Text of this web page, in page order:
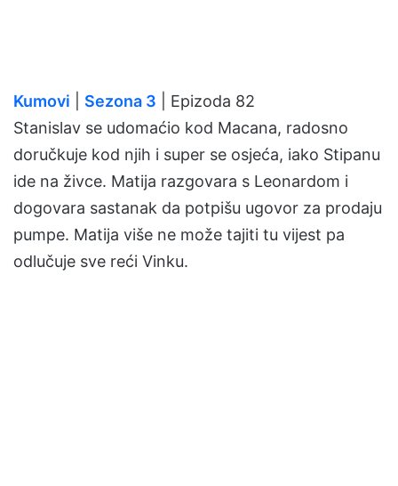
Kumovi Sezona 3 | Epizoda 82
Stanislav se udomaćio kod Macana, radosno
doručkuje kod njih i super se osjeća, iako Stipanu
ide na živce. Matija razgovara s Leonardom i
dogovara sastanak da potpišu ugovor za prodaju
pumpe. Matija više ne može tajiti tu vijest pa
odlučuje sve reći Vinku.